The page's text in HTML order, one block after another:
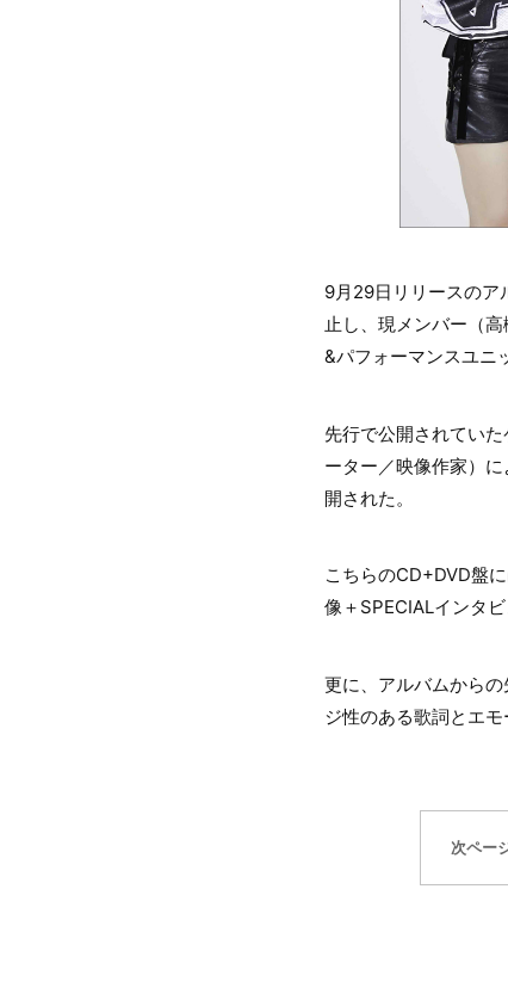
9月29日リリースのア
止し、現メンバー（
&パフォーマンスユニ
先行で公開されてい
ーター／映像作家）
開された。
こちらのCD+DVD盤
像＋SPECIALインタ
更に、アルバムから
ジ性のある歌詞とエ
次ペー